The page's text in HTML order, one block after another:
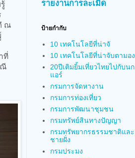
ณ
ที่
ณี
รายงานการละเมิด
ป้ายกำกับ
10 เทคโนโลยีที่น่าจั
10 เทคโนโลยีที่น่าจับตามอง
20ปีเติมยิ้มเที่ยวไทยไปกับนก
แอร์
กรมการจัดหางาน
กรมการท่องเที่ยว
กรมการพัฒนาชุมชน
กรมทรัพย์สินทางปัญญา
กรมทรัพยากรธรรมชาติและ
ชายฝั่ง
กรมประมง